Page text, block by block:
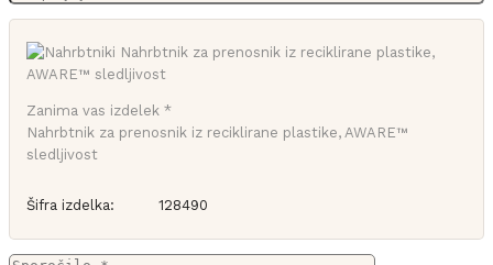
Zanima vas izdelek *
Nahrbtnik za prenosnik iz reciklirane plastike, AWARE™
sledljivost
Šifra izdelka: 128490